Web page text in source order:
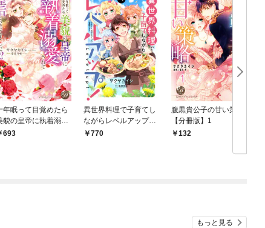
年眠って目覚めたら
貌の皇帝に執着溺愛
れて皇后になってま
693
異世界料理で子育てし
ながらレベルアップ！
～ケモミミ幼児との
770
腹黒貴公子の甘い策略
【分冊版】1
132
もっと見る